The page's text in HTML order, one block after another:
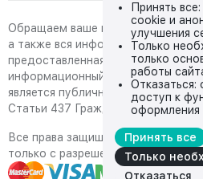
Обращаем ваше внимание на то,
а также вся информация о
предоставленная на нём, носит
информационный характер и ни
является публичной офертой,
Статьи 437 Гражданского
Все права защищены, любое
только с разрешения владельца
Принять
cookie и
улучшения
Только
только
работы
Отказаться:
доступ к
оформления
Принять все
Только
Отказаться